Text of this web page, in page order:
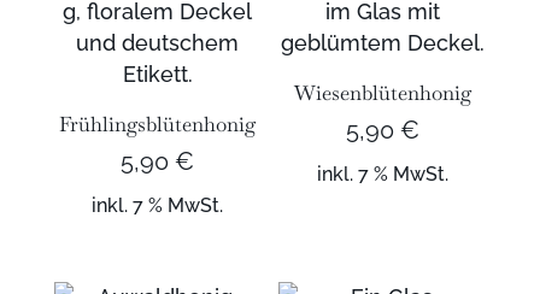
Frühlingsblütenhonig
5,90€
inkl. 7 % MwSt.
Wiesenblütenhonig
5,90 €
inkl. 7 % MwSt.